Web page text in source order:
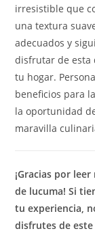
irresistible que
una textura
adecuados y
disfrutar de esta
tu hogar.
beneficios para
la oportunidad
maravilla
¡Gracias por
de lucuma! Si
tu experiencia,
disfrutes de